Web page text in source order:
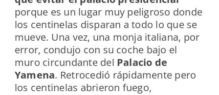
porque es un lugar muy peligroso donde
los centinelas disparan a todo lo que se
mueve. Una vez, una monja italiana, por
error, condujo con su coche bajo el
muro circundante del Palacio de
Yamena. Retrocedió rápidamente pero
los centinelas abrieron fuego,